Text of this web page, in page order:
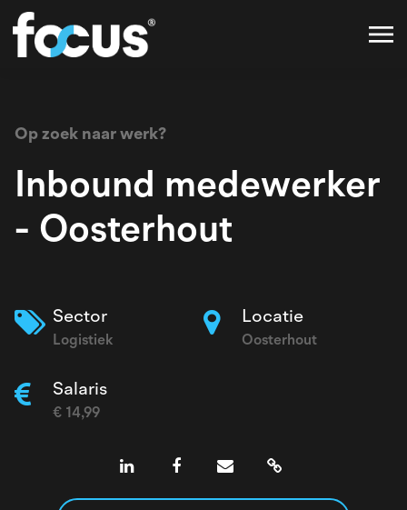
Op zoek naar werk?
Inbound medewerker
- Oosterhout
Sector
Logistiek
Locatie
Oosterhout
Salaris
€ 14,99